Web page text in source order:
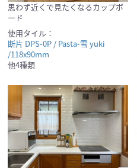
思わず近くで見たくなるカップボ
ード
使用タイル：
断片 DPS-0P / Pasta-雪 yuki
/118x90mm
他4種類